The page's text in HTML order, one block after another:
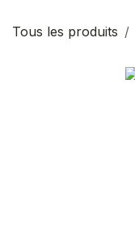
Tous les produits